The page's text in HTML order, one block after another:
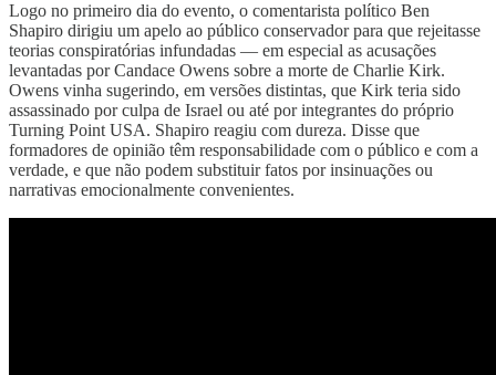
Logo no primeiro dia do evento, o comentarista político Ben
Shapiro dirigiu um apelo ao público conservador para que rejeitasse
teorias conspiratórias infundadas — em especial as acusações
levantadas por Candace Owens sobre a morte de Charlie Kirk.
Owens vinha sugerindo, em versões distintas, que Kirk teria sido
assassinado por culpa de Israel ou até por integrantes do próprio
Turning Point USA. Shapiro reagiu com dureza. Disse que
formadores de opinião têm responsabilidade com o público e com a
verdade, e que não podem substituir fatos por insinuações ou
narrativas emocionalmente convenientes.